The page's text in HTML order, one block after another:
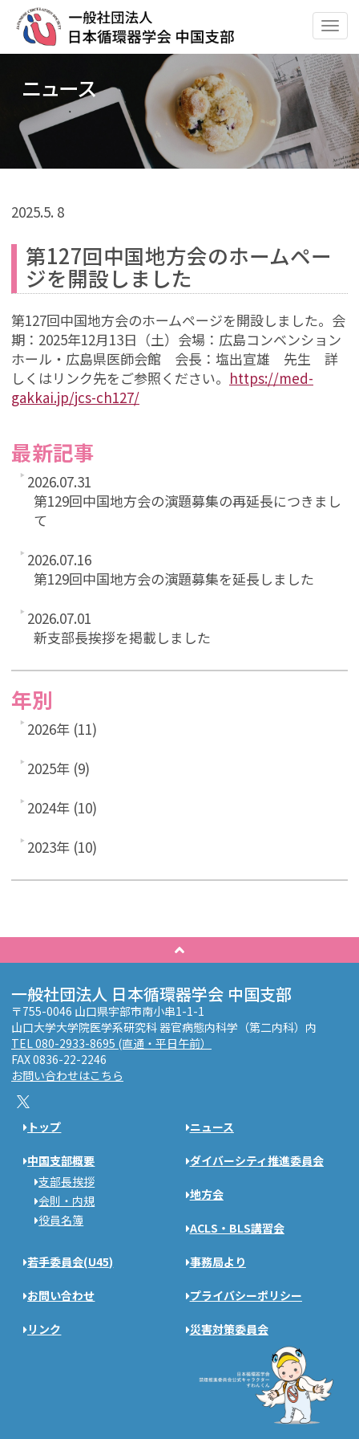
ナ
ビ
ゲ
ー
シ
ョ
ン
の
ニュース
2025.5. 8
第127回中国地方会のホームペー
ジを開設しました
第127回中国地方会のホームページを開設しました。 会
期：2025年12月13日（土） 会場：広島コンベンション
ホール・広島県医師会館 会長：塩出宣雄 先生 詳
しくはリンク先をご参照ください。 https://med-
gakkai.jp/jcs-ch127/
最新記事
2026.07.31
第129回中国地方会の演題募集の再延長につきまし
て
2026.07.16
第129回中国地方会の演題募集を延長しました
2026.07.01
新支部長挨拶を掲載しました
年別
2026年 (11)
2025年 (9)
2024年 (10)
2023年 (10)
一般社団法人 日本循環器学会 中国支部
〒755-0046 山口県宇部市南小串1-1-1
山口大学大学院医学系研究科 器官病態内科学（第二内科）内
TEL 080-2933-8695 (直通・平日午前）
FAX 0836-22-2246
お問い合わせはこちら
トップ ニュース
中国支部概要
支部長挨拶
会則・内規
役員名簿
ダイバーシティ推進委員会
地方会
ACLS・BLS講習会
若手委員会(U45) 事務局より
お問い合わせ プライバシーポリシー
リンク 災害対策委員会